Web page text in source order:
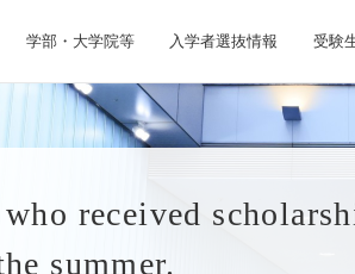
学部・大学院等 入学者選抜情報 受験
received
summer.